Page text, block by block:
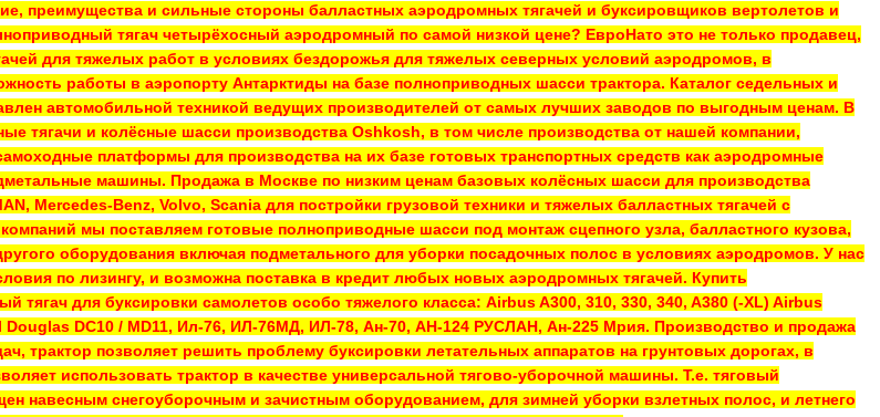
преимущества и сильные стороны балластных аэродромных тягачей и буксировщиков вертолетов и
тягач четырёхосный аэродромный по самой низкой цене? ЕвроНато это не только продавец,
для тяжелых работ в условиях бездорожья для тяжелых северных условий аэродромов, в
работы в аэропорту Антарктиды на базе полноприводных шасси трактора. Каталог седельных и
автомобильной техникой ведущих производителей от самых лучших заводов по выгодным ценам. В
тягачи и колёсные шасси производства Oshkosh, в том числе производства от нашей компании,
платформы для производства на их базе готовых транспортных средств как аэродромные
машины. Продажа в Москве по низким ценам базовых колёсных шасси для производства
Mercedes-Benz, Volvo, Scania для постройки грузовой техники и тяжелых балластных тягачей с
мы поставляем готовые полноприводные шасси под монтаж сцепного узла, балластного кузова,
оборудования включая подметального для уборки посадочных полос в условиях аэродромов. У нас
по лизингу, и возможна поставка в кредит любых новых аэродромных тягачей. Купить
для буксировки самолетов особо тяжелого класса: Airbus A300, 310, 330, 340, A380 (-XL) Airbus
Douglas DC10 / MD11, Ил-76, ИЛ-76МД, ИЛ-78, Ан-70, АН-124 РУСЛАН, Ан-225 Мрия. Производство и продажа
трактор позволяет решить проблему буксировки летательных аппаратов на грунтовых дорогах, в
использовать трактор в качестве универсальной тягово-уборочной машины. Т.е. тяговый
навесным снегоуборочным и зачистным оборудованием, для зимней уборки взлетных полос, и летнего